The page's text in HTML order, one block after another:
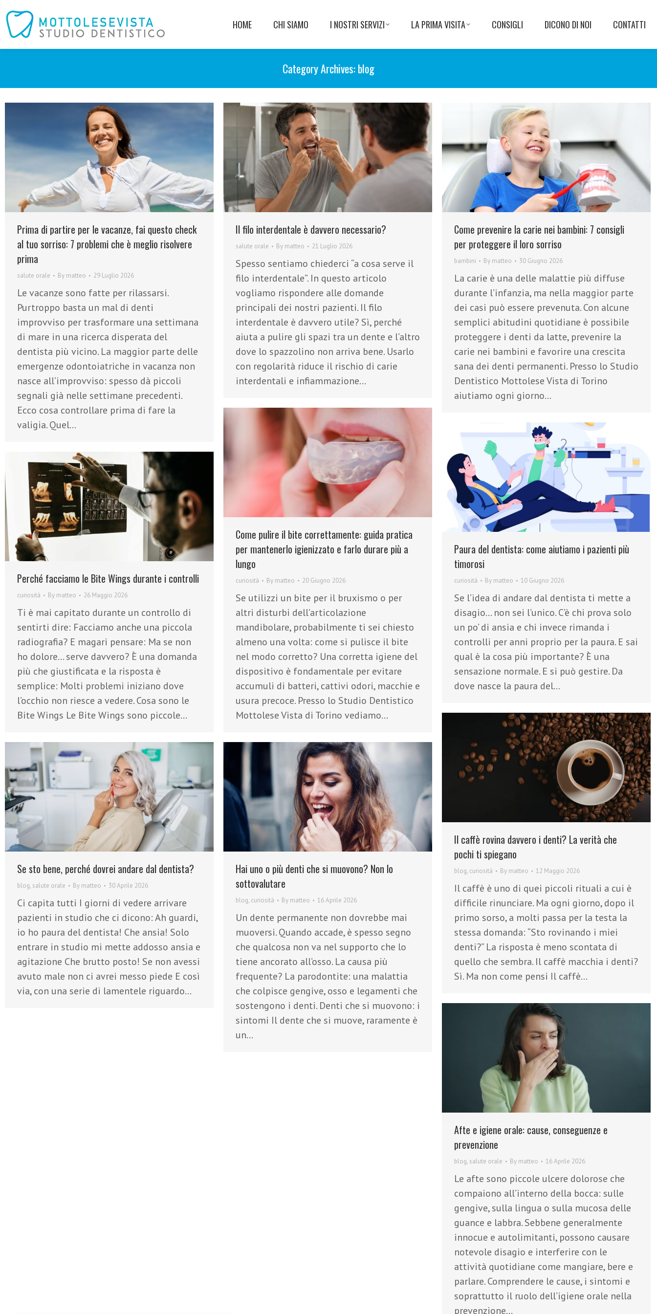
HOME CHI SIAMO I NOSTRI SERVIZI LA PRIMA VISITA CONSIGLI DICONO DI NOI CONTATTI
Category Archives:blog
Prima di partire per le vacanze, fai questo check
al tuo sorriso: 7 problemi che è meglio risolvere
prima
salute orale By matteo 29 Luglio 2026
Le vacanze sono fatte per rilassarsi.
Purtroppo basta un mal di denti
improvviso per trasformare una settimana
di mare in una ricerca disperata del
dentista più vicino. La maggior parte delle
emergenze odontoiatriche in vacanza non
nasce all’improvviso: spesso dà piccoli
segnali già nelle settimane precedenti.
Ecco cosa controllare prima di fare la
valigia. Quel…
Il filo interdentale è davvero necessario?
salute orale By matteo 21 Luglio 2026
Spesso sentiamo chiederci “a cosa serve il
filo interdentale”. In questo articolo
vogliamo rispondere alle domande
principali dei nostri pazienti. Il filo
interdentale è davvero utile? Sì, perché
aiuta a pulire gli spazi tra un dente e l’altro
dove lo spazzolino non arriva bene. Usarlo
con regolarità riduce il rischio di carie
interdentali e infiammazione…
Come prevenire la carie nei bambini: 7 consigli
per proteggere il loro sorriso
bambini By matteo 30 Giugno 2026
La carie è una delle malattie più diffuse
durante l’infanzia, ma nella maggior parte
dei casi può essere prevenuta. Con alcune
semplici abitudini quotidiane è possibile
proteggere i denti da latte, prevenire la
carie nei bambini e favorire una crescita
sana dei denti permanenti. Presso lo Studio
Dentistico Mottolese Vista di Torino
aiutiamo ogni giorno…
Come pulire il bite correttamente: guida pratica
per mantenerlo igienizzato e farlo durare più a
lungo
curiosità By matteo 20 Giugno 2026
Se utilizzi un bite per il bruxismo o per
altri disturbi dell’articolazione
mandibolare, probabilmente ti sei chiesto
almeno una volta: come si pulisce il bite
nel modo corretto? Una corretta igiene del
dispositivo è fondamentale per evitare
accumuli di batteri, cattivi odori, macchie e
usura precoce. Presso lo Studio Dentistico
Mottolese Vista di Torino vediamo…
Paura del dentista: come aiutiamo i pazienti più
timorosi
curiosità By matteo 10 Giugno 2026
Se l’idea di andare dal dentista ti mette a
disagio… non sei l’unico. C’è chi prova solo
un po’ di ansia e chi invece rimanda i
controlli per anni proprio per la paura. E sai
qual è la cosa più importante? È una
sensazione normale. E si può gestire. Da
dove nasce la paura del…
Perché facciamo le Bite Wings durante i controlli
curiosità By matteo 26 Maggio 2026
Ti è mai capitato durante un controllo di
sentirti dire: Facciamo anche una piccola
radiografia? E magari pensare: Ma se non
ho dolore… serve davvero? È una domanda
più che giustificata e la risposta è
semplice: Molti problemi iniziano dove
l’occhio non riesce a vedere. Cosa sono le
Bite Wings Le Bite Wings sono piccole…
Il caffè rovina davvero i denti? La verità che
pochi ti spiegano
blog, curiosità By matteo 12 Maggio 2026
Il caffè è uno di quei piccoli rituali a cui è
difficile rinunciare. Ma ogni giorno, dopo il
primo sorso, a molti passa per la testa la
stessa domanda: “Sto rovinando i miei
denti?” La risposta è meno scontata di
quello che sembra. Il caffè macchia i denti?
Sì. Ma non come pensi Il caffè…
Se sto bene, perché dovrei andare dal dentista?
blog, salute orale By matteo 30 Aprile 2026
Ci capita tutti I giorni di vedere arrivare
pazienti in studio che ci dicono: Ah guardi,
io ho paura del dentista! Che ansia! Solo
entrare in studio mi mette addosso ansia e
agitazione Che brutto posto! Se non avessi
avuto male non ci avrei messo piede E così
via, con una serie di lamentele riguardo…
Hai uno o più denti che si muovono? Non lo
sottovalutare
blog, curiosità By matteo 16 Aprile 2026
Un dente permanente non dovrebbe mai
muoversi. Quando accade, è spesso segno
che qualcosa non va nel supporto che lo
tiene ancorato all’osso. La causa più
frequente? La parodontite: una malattia
che colpisce gengive, osso e legamenti che
sostengono i denti. Denti che si muovono: i
sintomi Il dente che si muove, raramente è
un…
Afte e igiene orale: cause, conseguenze e
prevenzione
blog, salute orale By matteo 16 Aprile 2026
Le afte sono piccole ulcere dolorose che
compaiono all’interno della bocca: sulle
gengive, sulla lingua o sulla mucosa delle
guance e labbra. Sebbene generalmente
innocue e autolimitanti, possono causare
notevole disagio e interferire con le
attività quotidiane come mangiare, bere e
parlare. Comprendere le cause, i sintomi e
soprattutto il ruolo dell’igiene orale nella
prevenzione…